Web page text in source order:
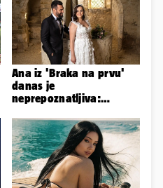
Ana iz 'Braka na prvu'
danas je
neprepoznatljiva:
ovako sad izgleda